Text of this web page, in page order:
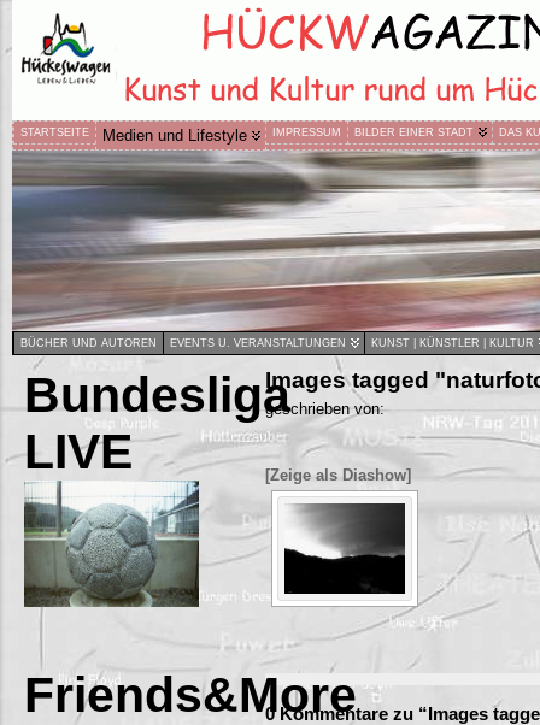
STARTSEITE Medien und Lifestyle IMPRESSUM BILDER EINER STADT DAS
BÜCHER UND AUTOREN EVENTS U. VERANSTALTUNGEN KUNST | KÜNSTLER | KULTUR
Bundesliga
LIVE
Friends&More
Images tagged
geschrieben von:
[Zeige als Diashow]
0 Kommentare zu “Images